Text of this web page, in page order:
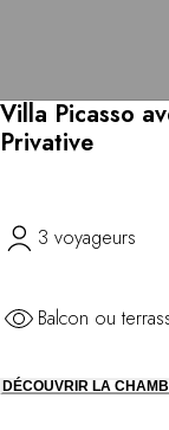
Villa Picasso
Privative
3 voyageurs
Balcon ou
DÉCOUVRIR LA